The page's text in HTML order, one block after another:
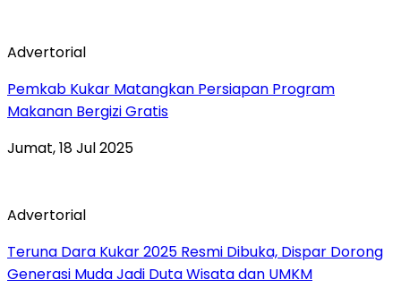
Advertorial
Pemkab Kukar Matangkan Persiapan Program
Makanan Bergizi Gratis
Jumat, 18 Jul 2025
Advertorial
Teruna Dara Kukar 2025 Resmi Dibuka, Dispar Dorong
Generasi Muda Jadi Duta Wisata dan UMKM